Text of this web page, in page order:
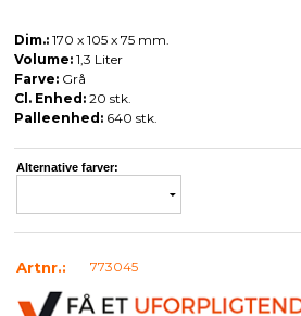
Dim.: 170 x 105 x 75 mm.
Volume:1,3 Liter
Farve:Grå
Cl. Enhed:20 stk.
Palleenhed:640 stk.
Alternative farver:
Artnr.: 773045